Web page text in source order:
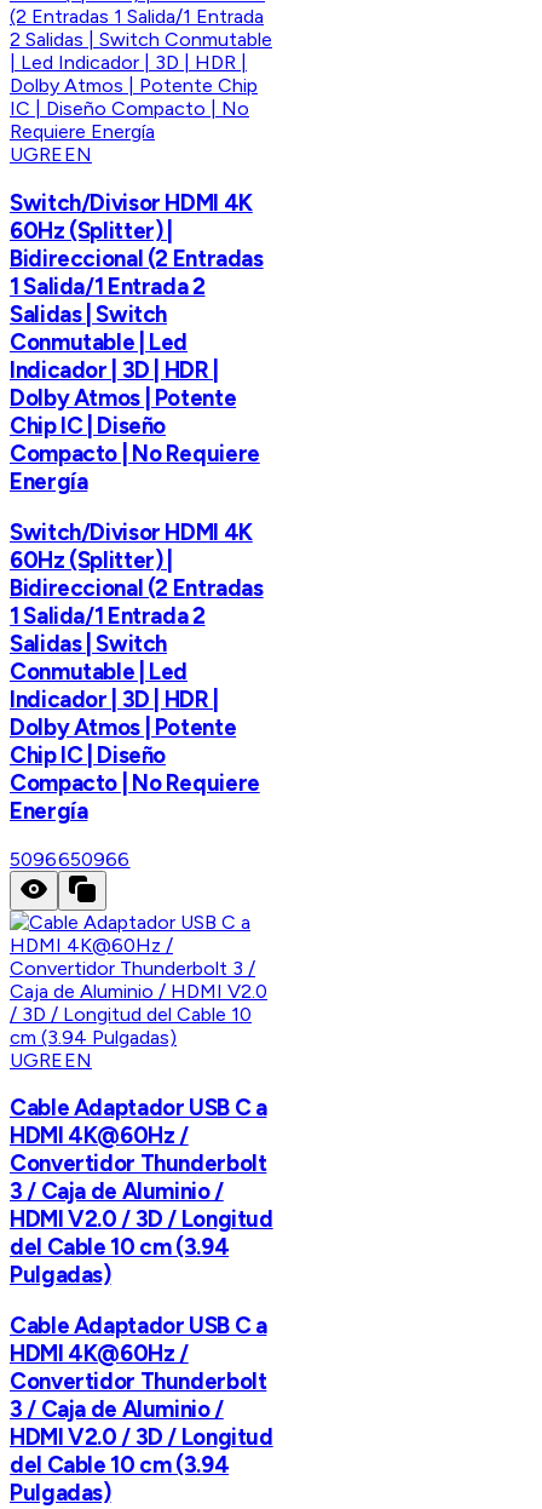
UGREEN
Switch/Divisor HDMI 4K
60Hz (Splitter) |
Bidireccional (2 Entradas
1 Salida/1 Entrada 2
Salidas | Switch
Conmutable | Led
Indicador | 3D | HDR |
Dolby Atmos | Potente
Chip IC | Diseño
Compacto | No Requiere
Energía
Switch/Divisor HDMI 4K
60Hz (Splitter) |
Bidireccional (2 Entradas
1 Salida/1 Entrada 2
Salidas | Switch
Conmutable | Led
Indicador | 3D | HDR |
Dolby Atmos | Potente
Chip IC | Diseño
Compacto | No Requiere
Energía
5096650966
UGREEN
Cable Adaptador USB C a
HDMI 4K@60Hz /
Convertidor Thunderbolt
3 / Caja de Aluminio /
HDMI V2.0 / 3D / Longitud
del Cable 10 cm (3.94
Pulgadas)
Cable Adaptador USB C a
HDMI 4K@60Hz /
Convertidor Thunderbolt
3 / Caja de Aluminio /
HDMI V2.0 / 3D / Longitud
del Cable 10 cm (3.94
Pulgadas)